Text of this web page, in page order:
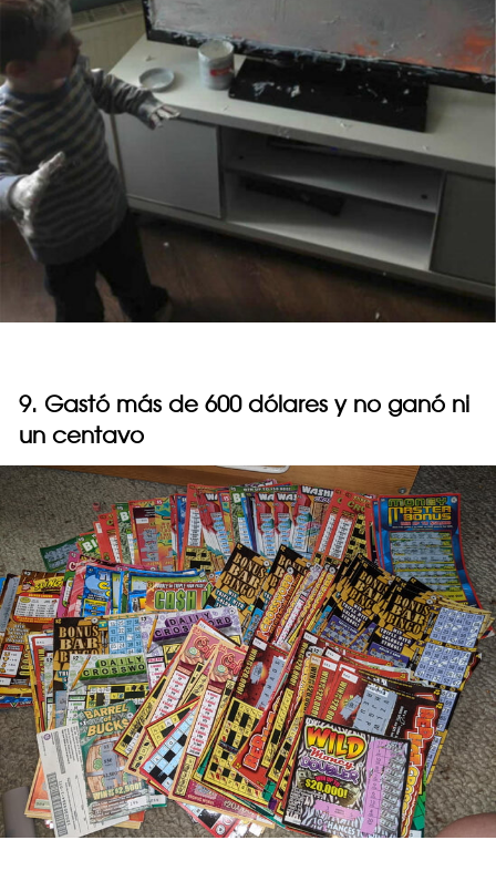
9. Gastó más de 600 dólares y no ganó ni
un centavo